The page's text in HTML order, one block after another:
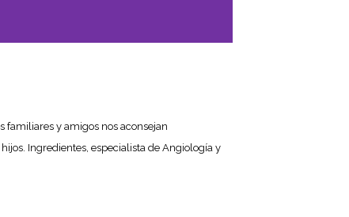
familiares y amigos nos aconsejan
Ingredientes, especialista de Angiología y